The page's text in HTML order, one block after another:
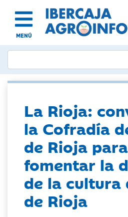
MENÚ
La Rioja:
la Cofradía
de Rioja para
fomentar la
de la cultura
de Rioja